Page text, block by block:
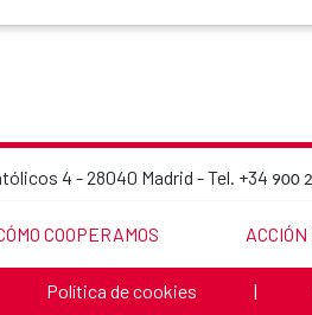
4 - 28040 Madrid - Tel. +34 900
AECID
TO THE WEBSITE:
COOPERAMOS LINK
Link to the website:
Política de cookies |